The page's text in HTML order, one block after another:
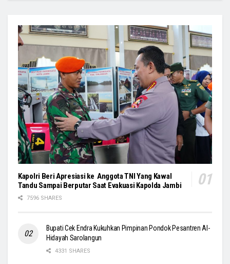
Kapolri Beri Apresiasi ke Anggota TNI Yang Kawal
Tandu Sampai Berputar Saat Evakuasi Kapolda Jambi
7596 SHARES
Bupati Cek Endra Kukuhkan Pimpinan Pondok Pesantren Al-
Hidayah Sarolangun
4331 SHARES